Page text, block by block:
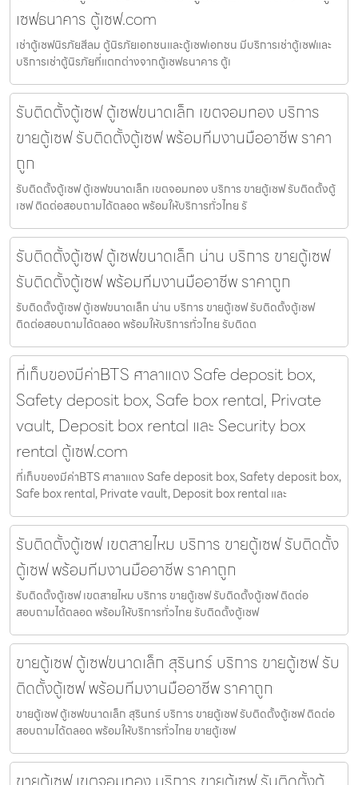
เซฟธนาคาร ตู้เซฟ.com
เช่าตู้เซฟนิรภัยสีลม ตู้นิรภัยเอกชนและตู้เซฟเอกชน มีบริการเช่าตู้เซฟและ
บริการเช่าตู้นิรภัยที่แตกต่างจากตู้เซฟธนาคาร ตู้เ
รับติดตั้งตู้เซฟ ตู้เซฟขนาดเล็ก เขตจอมทอง บริการ
ขายตู้เซฟ รับติดตั้งตู้เซฟ พร้อมทีมงานมืออาชีพ ราคา
ถูก
รับติดตั้งตู้เซฟ ตู้เซฟขนาดเล็ก เขตจอมทอง บริการ ขายตู้เซฟ รับติดตั้งตู้
เซฟ ติดต่อสอบถามได้ตลอด พร้อมให้บริการทั่วไทย รั
รับติดตั้งตู้เซฟ ตู้เซฟขนาดเล็ก น่าน บริการ ขายตู้เซฟ
รับติดตั้งตู้เซฟ พร้อมทีมงานมืออาชีพ ราคาถูก
รับติดตั้งตู้เซฟ ตู้เซฟขนาดเล็ก น่าน บริการ ขายตู้เซฟ รับติดตั้งตู้เซฟ
ติดต่อสอบถามได้ตลอด พร้อมให้บริการทั่วไทย รับติดต
ที่เก็บของมีค่าBTS ศาลาแดง Safe deposit box,
Safety deposit box, Safe box rental, Private
vault, Deposit box rental และ Security box
rental ตู้เซฟ.com
ที่เก็บของมีค่าBTS ศาลาแดง Safe deposit box, Safety deposit box,
Safe box rental, Private vault, Deposit box rental และ
รับติดตั้งตู้เซฟ เขตสายไหม บริการ ขายตู้เซฟ รับติดตั้ง
ตู้เซฟ พร้อมทีมงานมืออาชีพ ราคาถูก
รับติดตั้งตู้เซฟ เขตสายไหม บริการ ขายตู้เซฟ รับติดตั้งตู้เซฟ ติดต่อ
สอบถามได้ตลอด พร้อมให้บริการทั่วไทย รับติดตั้งตู้เซฟ
ขายตู้เซฟ ตู้เซฟขนาดเล็ก สุรินทร์ บริการ ขายตู้เซฟ รับ
ติดตั้งตู้เซฟ พร้อมทีมงานมืออาชีพ ราคาถูก
ขายตู้เซฟ ตู้เซฟขนาดเล็ก สุรินทร์ บริการ ขายตู้เซฟ รับติดตั้งตู้เซฟ ติดต่อ
สอบถามได้ตลอด พร้อมให้บริการทั่วไทย ขายตู้เซฟ